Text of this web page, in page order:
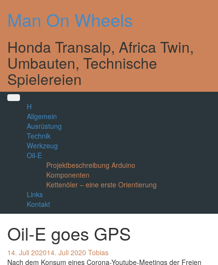
contentMan On Wheels
Honda Transalp, Africa Twin,
Umbauten, Technische
Spielereien
H
Allgemein
Ausrüstung
Technik
Werkzeug
Oil-E
Projektbeschreibung Arduino
Komponenten
Kettenöler – eine erste Orientierung
Links
Kontakt
Oil-E goes GPS
14. Juli 202014. Juli 2020 Tobias
Nach dem Konsum eines Corona-Youtube-Meetings der Freien